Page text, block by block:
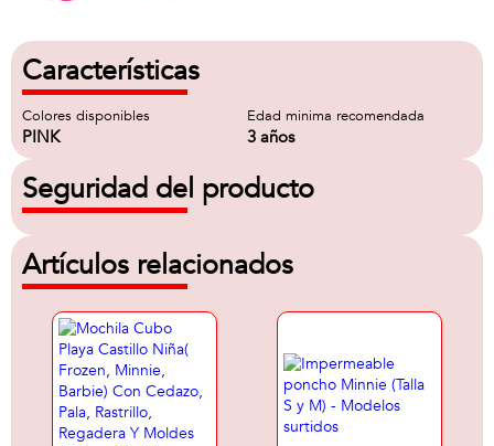
Características
Colores disponibles
PINK
Edad minima recomendada
3 años
Seguridad del producto
Artículos relacionados